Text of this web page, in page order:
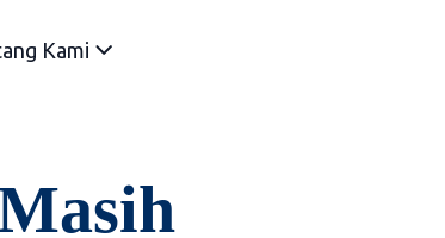
Kami